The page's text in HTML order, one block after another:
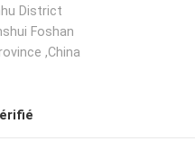
District
Foshan
,China